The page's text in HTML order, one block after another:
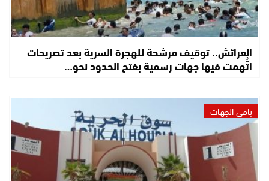
العرائش.. توقيف مرشحة للهجرة السرية بعد تصريحات
اتُّهمت فيها جهات رسمية بفتح الحدود نحو…
باقي الجهات